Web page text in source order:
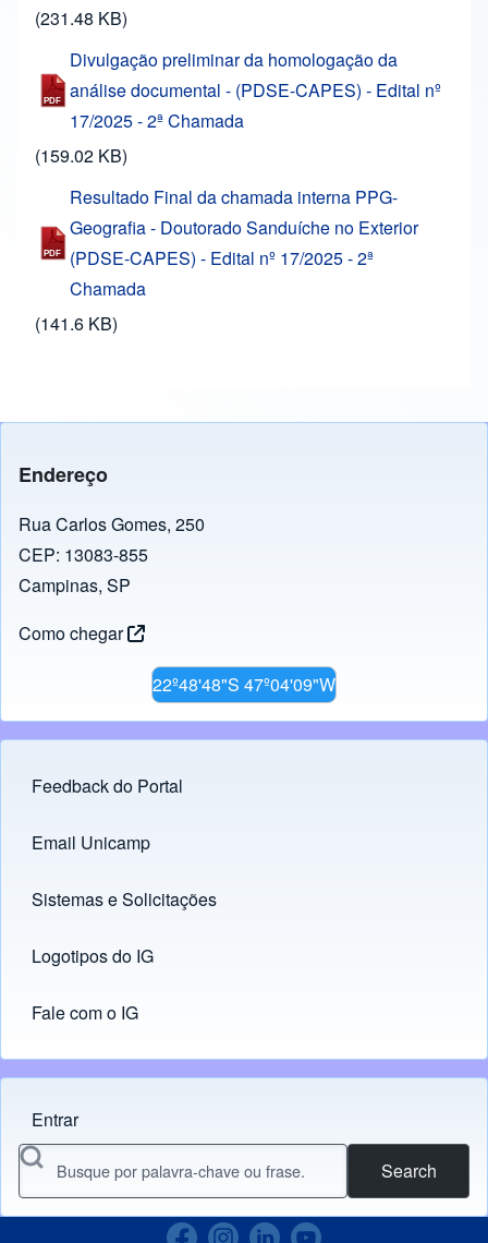
(231.48 KB)
Divulgação preliminar da homologação da
análise documental - (PDSE-CAPES) - Edital nº
17/2025 - 2ª Chamada
(159.02 KB)
Resultado Final da chamada interna PPG-
Geografia - Doutorado Sanduíche no Exterior
(PDSE-CAPES) - Edital nº 17/2025 - 2ª
Chamada
(141.6 KB)
Endereço
Rua Carlos Gomes, 250
CEP: 13083-855
Campinas, SP
Como chegar
22º48'48"S 47º04'09"W
Footer menu
Feedback do Portal
Links
Email Unicamp
(opens in new tab)
Sistemas e Solicitações
(opens in new tab)
Logotipos do IG
(opens in new tab)
Fale com o IG
Menu do usuário
Entrar
Search